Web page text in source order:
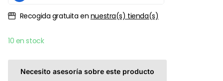
Recogida gratuita en nuestra(s) tienda(s)
10 en stock
Necesito asesoría sobre este producto